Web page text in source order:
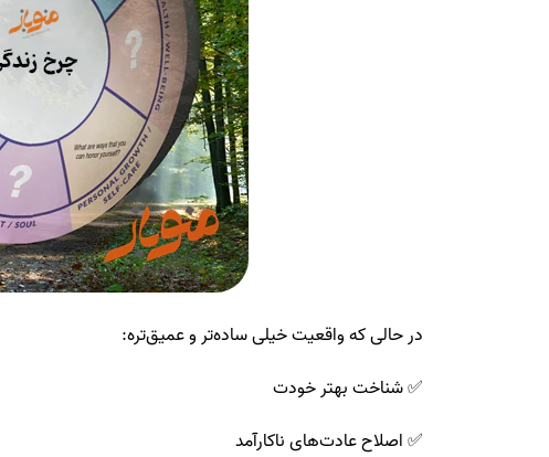
در حالی که واقعیت خیلی ساده‌تر و عمیق‌تره:
✅ شناخت بهتر خودت
✅ اصلاح عادت‌های ناکارآمد